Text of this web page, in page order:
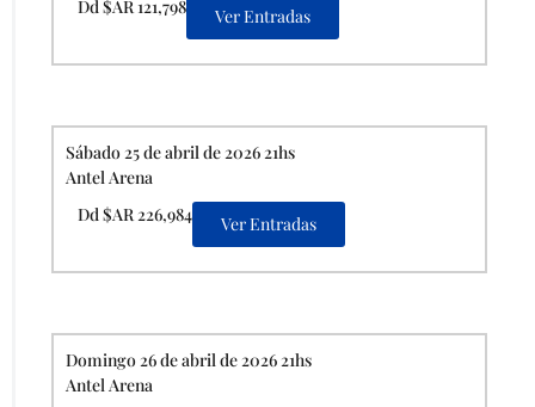
Dd $AR 121,798
Ver Entradas
Sábado 25 de abril de 2026 21hs
Antel Arena
Dd $AR 226,984
Ver Entradas
Domingo 26 de abril de 2026 21hs
Antel Arena